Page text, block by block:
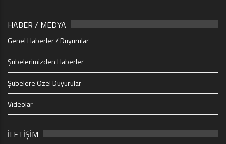
HABER / MEDYA
Genel Haberler / Duyurular
Şubelerimizden Haberler
Şubelere Özel Duyurular
Videolar
İLETİŞİM